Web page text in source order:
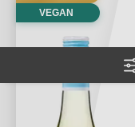
VEGAN